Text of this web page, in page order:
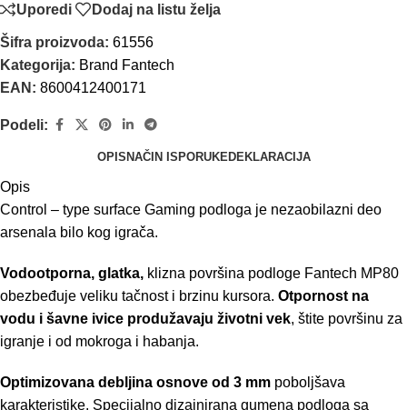
Uporedi Dodaj na listu želja
Šifra proizvoda: 61556
Kategorija: Brand Fantech
EAN: 8600412400171
Podeli:
OPISNAČIN ISPORUKEDEKLARACIJA
Opis
Control – type surface Gaming podloga je nezaobilazni deo
arsenala bilo kog igrača.
Vodootporna, glatka, klizna površina podloge Fantech MP80
obezbeđuje veliku tačnost i brzinu kursora. Otpornost na
vodu i šavne ivice produžavaju životni vek, štite površinu za
igranje i od mokroga i habanja.
Optimizovana debljina osnove od 3 mm poboljšava
karakteristike. Specijalno dizajnirana gumena podloga sa